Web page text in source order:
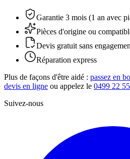
Garantie 3 mois (1 an avec
Pièces d'origine ou
Devis gratuit sans
Réparation express
Plus de façons d'être aidé : passez en
devis en ligne ou appelez le 0499 22
Suivez-nous